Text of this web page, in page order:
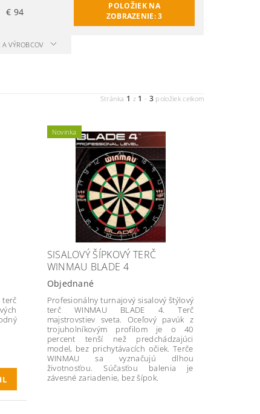
€ 94
POLOŽIEK NA
ZOBRAZENIE:3
VÝROBCOV
Stránka 1 z 1 - 3 položiek celkom
Novinka
SISALOVÝ ŠÍPKOVÝ TERČ
WINMAU BLADE 4
Objednané
Profesionálny turnajový sisalový štýlový
terč WINMAU BLADE 4. Terč
majstrovstiev sveta. Oceľový pavúk z
trojuholníkovým profilom je o 40
percent tenší než predchádzajúci
model, bez prichytávacích očiek. Terče
WINMAU sa vyznačujú dlhou
životnosťou. Súčasťou balenia je
závesné zariadenie, bez šípok.